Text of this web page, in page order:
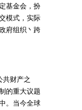
基金会，扮
模式，实际
府组织丶跨
共财产之
的重大议题
。当今全球